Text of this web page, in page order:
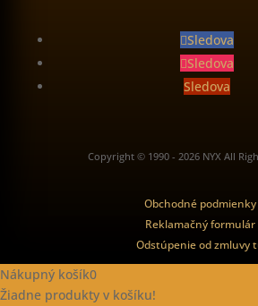
Sledova
Sledova
Sledova
Copyright © 1990 - 2026 NYX All
Obchodné podmienky
Reklamačný formulár
Odstúpenie od zmluvy
Nákupný košík0
Žiadne produkty v košíku!